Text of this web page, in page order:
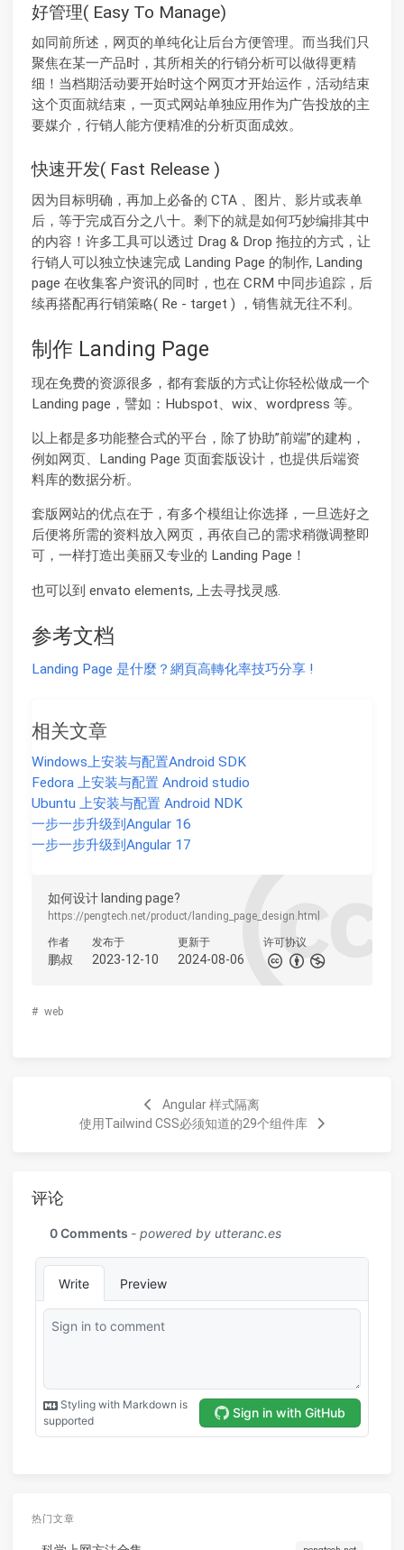
好管理( Easy To Manage)
如同前所述，网页的单纯化让后台方便管理。而当我们只
聚焦在某一产品时，其所相关的行销分析可以做得更精
细！当档期活动要开始时这个网页才开始运作，活动结束
这个页面就结束，一页式网站单独应用作为广告投放的主
要媒介，行销人能方便精准的分析页面成效。
快速开发( Fast Release )
因为目标明确，再加上必备的 CTA 、图片、影片或表单
后，等于完成百分之八十。剩下的就是如何巧妙编排其中
的内容！许多工具可以透过 Drag & Drop 拖拉的方式，让
行销人可以独立快速完成 Landing Page 的制作, Landing
page 在收集客户资讯的同时，也在 CRM 中同步追踪，后
续再搭配再行销策略( Re - target ) ，销售就无往不利。
制作 Landing Page
现在免费的资源很多，都有套版的方式让你轻松做成一个
Landing page，譬如：Hubspot、wix、wordpress 等。
以上都是多功能整合式的平台，除了协助”前端”的建构，
例如网页、Landing Page 页面套版设计，也提供后端资
料库的数据分析。
套版网站的优点在于，有多个模组让你选择，一旦选好之
后便将所需的资料放入网页，再依自己的需求稍微调整即
可，一样打造出美丽又专业的 Landing Page！
也可以到 envato elements, 上去寻找灵感.
参考文档
Landing Page 是什麼？網頁高轉化率技巧分享 !
相关文章
Windows上安装与配置Android SDK
Fedora 上安装与配置 Android studio
Ubuntu 上安装与配置 Android NDK
一步一步升级到Angular 16
一步一步升级到Angular 17
如何设计 landing page?
https://pengtech.net/product/landing_page_design.html
作者
鹏叔
发布于
2023-12-10
更新于
2024-08-06
许可协议
# web
Angular 样式隔离
使用Tailwind CSS必须知道的29个组件库
评论
热门文章